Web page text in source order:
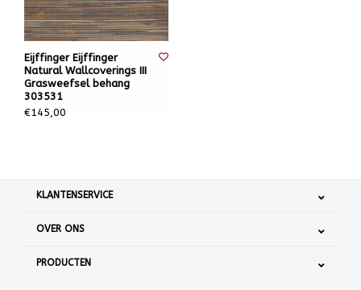
Eijffinger Eijffinger
Natural Wallcoverings III
Grasweefsel behang
303531
€145,00
KLANTENSERVICE
OVER ONS
PRODUCTEN